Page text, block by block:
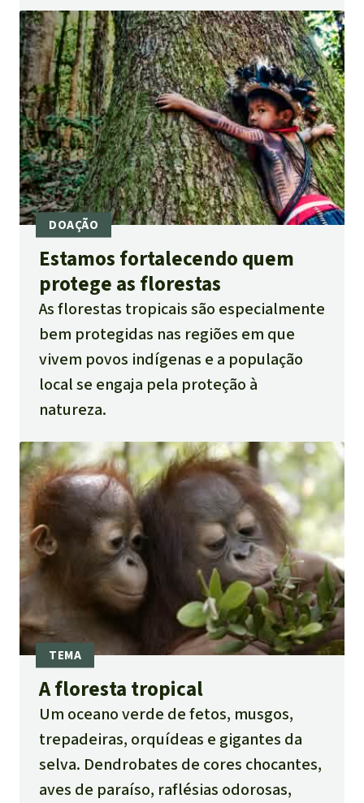
Estamos fortalecendo quem
protege as florestas
As florestas tropicais são especialmente
bem protegidas nas regiões em que
vivem povos indígenas e a população
local se engaja pela proteção à
natureza.
A floresta tropical
Um oceano verde de fetos, musgos,
trepadeiras, orquídeas e gigantes da
selva. Dendrobates de cores chocantes,
aves de paraíso, raflésias odorosas,